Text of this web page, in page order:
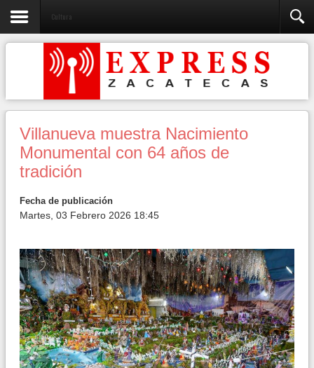
Cultura
Villanueva muestra Nacimiento
Monumental con 64 años de
tradición
Fecha de publicación
Martes, 03 Febrero 2026 18:45